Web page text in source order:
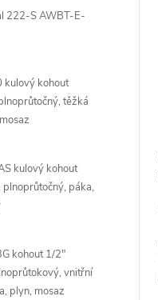
222-S AWBT-E-
kulový kohout
těžká
kulový kohout
páka,
kohout 1/2"
vnitřní
plyn, mosaz